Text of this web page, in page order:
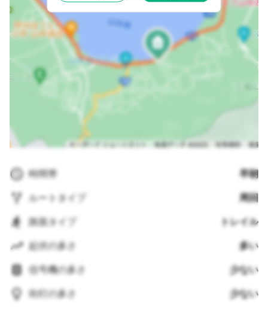
時間帯 早朝
ルートタイプ 周回
路面タイプ トレイル
起伏の多さ 多い
信号機の多さ 少ない
街灯の多さ 少ない